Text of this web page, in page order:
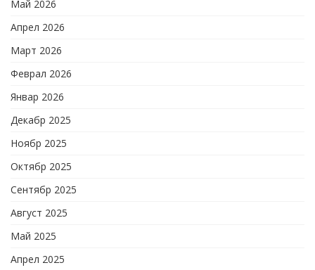
Май 2026
Апрел 2026
Март 2026
Феврал 2026
Январ 2026
Декабр 2025
Ноябр 2025
Октябр 2025
Сентябр 2025
Август 2025
Май 2025
Апрел 2025